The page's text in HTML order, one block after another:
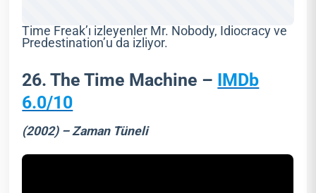
Time Freak’ı izleyenler Mr. Nobody, Idiocracy ve
Predestination’u da izliyor.
26. The Time Machine – IMDb
6.0/10
(2002) – Zaman Tüneli